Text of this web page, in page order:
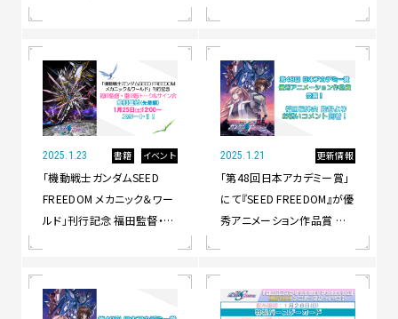
2025.1.23 書籍 イベント
「機動戦士ガンダムSEED
FREEDOM メカニック＆ワー
ルド」刊行記念 福田監督・重
2025.1.21 更新情報
「第48回日本アカデミー賞」
にて『SEED FREEDOM』が優
秀アニメーション作品賞 受